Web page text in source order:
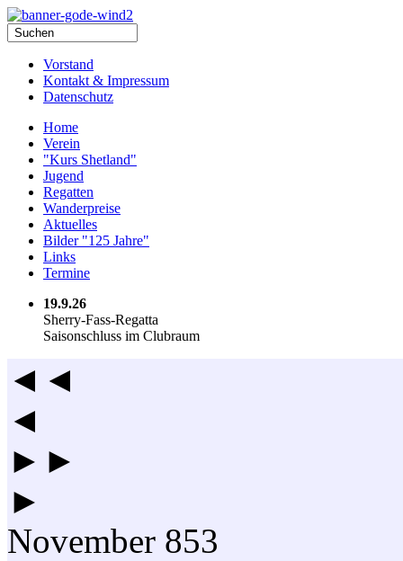
Vorstand
Kontakt & Impressum
Datenschutz
Home
Verein
"Kurs Shetland"
Jugend
Regatten
Wanderpreise
Aktuelles
Bilder "125 Jahre"
Links
Termine
19.9.26
Sherry-Fass-Regatta
Saisonschluss im Clubraum
◄◄
◄
►►
►
November 853